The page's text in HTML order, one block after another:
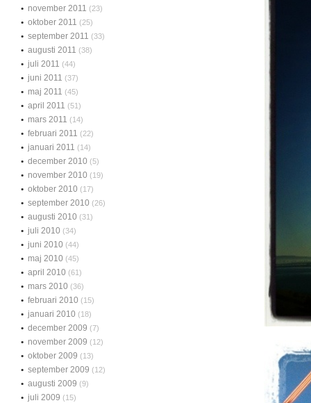
november 2011 (23)
oktober 2011 (25)
september 2011 (33)
augusti 2011 (38)
juli 2011 (44)
juni 2011 (37)
maj 2011 (45)
april 2011 (51)
mars 2011 (14)
februari 2011 (22)
januari 2011 (14)
december 2010 (5)
november 2010 (19)
oktober 2010 (17)
september 2010 (26)
augusti 2010 (31)
juli 2010 (34)
juni 2010 (44)
maj 2010 (45)
april 2010 (61)
mars 2010 (36)
februari 2010 (15)
januari 2010 (18)
december 2009 (7)
november 2009 (12)
oktober 2009 (13)
september 2009 (12)
augusti 2009 (9)
juli 2009 (15)